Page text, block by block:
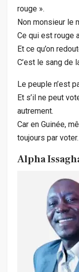
rouge ».
Non monsieur le
Ce qui est rouge
Et ce qu’on
C’est le sang de
Le peuple n’est
Et s’il ne peut
autrement.
Car en Guinée,
toujours par voter.
Alpha